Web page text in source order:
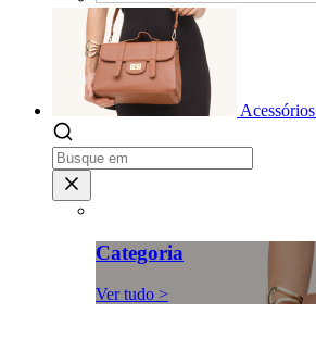
Acessórios
Categoria
Ver tudo >